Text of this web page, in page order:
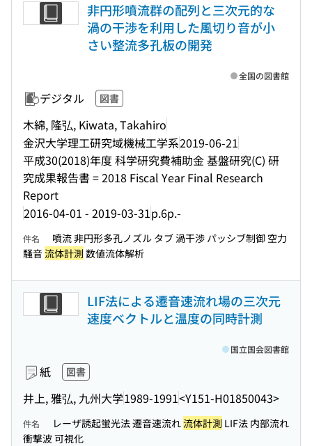
非円形噴流群の配列と三次元的な
渦の干渉を利用した風切り音が小
さい整流多孔板の開発
デジタル 図書
木綿, 隆弘, Kiwata, Takahiro
金沢大学理工研究域機械工学系2019-06-21
平成30(2018)年度 科学研究費補助金 基盤研究(C) 研
究成果報告書 = 2018 Fiscal Year Final Research
Report
2016-04-01 - 2019-03-31p.6p.-
全国の図書館
件名
噴流 非円形多孔ノズル タブ 渦干渉 パッシブ制御 空力
騒音流体計測 数値流体解析
LIF法による遷音速流れ場の三次元
速度ベクトルと温度の同時計測
紙 図書
井上, 雅弘, 九州大学1989-1991<Y151-H01850043>
国立国会図書館
件名 レーザ誘起蛍光法 遷音速流れ流体計測 LIF法 内部流れ
衝撃波 可視化